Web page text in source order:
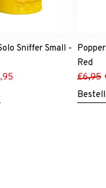
Sniffer Small -
Red
€6,95